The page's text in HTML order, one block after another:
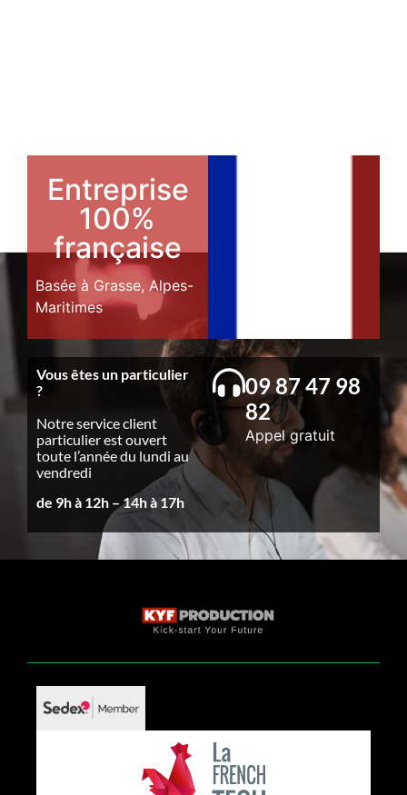
Entreprise
100%
française
Basée à Grasse, Alpes-
Maritimes
Vous êtes un particulier
?
Notre service client
particulier est ouvert
toute l’année du lundi au
vendredi
de 9h à 12h – 14h à 17h
09 87 47 98
82
Appel gratuit